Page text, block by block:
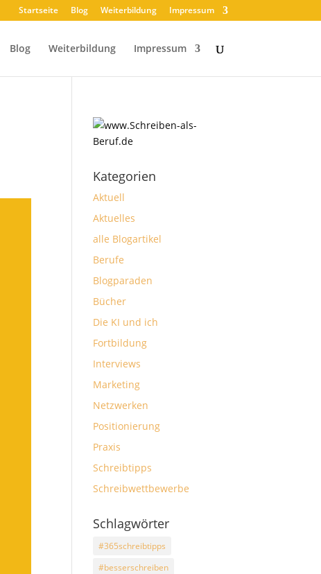
Startseite Blog Weiterbildung Impressum
Blog Weiterbildung Impressum
Kategorien
Aktuell
Aktuelles
alle Blogartikel
Berufe
Blogparaden
Bücher
Die KI und ich
Fortbildung
Interviews
Marketing
Netzwerken
Positionierung
Praxis
Schreibtipps
Schreibwettbewerbe
Schlagwörter
#365schreibtipps
#besserschreiben